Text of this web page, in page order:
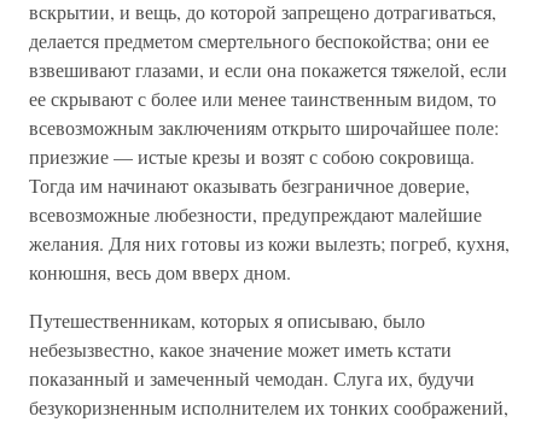
вскрытии, и вещь, до которой запрещено дотрагиваться,
делается предметом смертельного беспокойства; они ее
взвешивают глазами, и если она покажется тяжелой, если
ее скрывают с более или менее таинственным видом, то
всевозможным заключениям открыто широчайшее поле:
приезжие — истые крезы и возят с собою сокровища.
Тогда им начинают оказывать безграничное доверие,
всевозможные любезности, предупреждают малейшие
желания. Для них готовы из кожи вылезть; погреб, кухня,
конюшня, весь дом вверх дном.
Путешественникам, которых я описываю, было
небезызвестно, какое значение может иметь кстати
показанный и замеченный чемодан. Слуга их, будучи
безукоризненным исполнителем их тонких соображений,